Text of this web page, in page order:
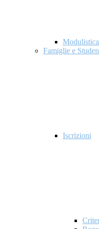
Famiglie e
Iscrizioni